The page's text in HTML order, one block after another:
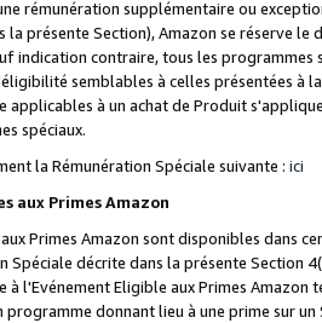
rémunération supplémentaire ou
la présente Section), Amazon se réserve
indication contraire, tous les
semblables à celles présentées à
applicables à un achat de Produit
spéciaux.
la Rémunération Spéciale suivante : ici
aux Primes Amazon
Primes Amazon sont disponibles dans
Spéciale décrite dans la présente Section
l'Evénement Eligible aux Primes Amazon
donnant lieu à une prime sur